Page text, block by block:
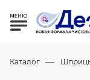
Каталог —